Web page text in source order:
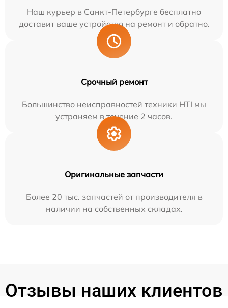
Наш курьер в Санкт-Петербурге бесплатно
доставит ваше устройство на ремонт и обратно.
Срочный ремонт
Большинство неисправностей техники HTI мы
устраняем в течение 2 часов.
Оригинальные запчасти
Более 20 тыс. запчастей от производителя в
наличии на собственных складах.
Отзывы наших клиентов